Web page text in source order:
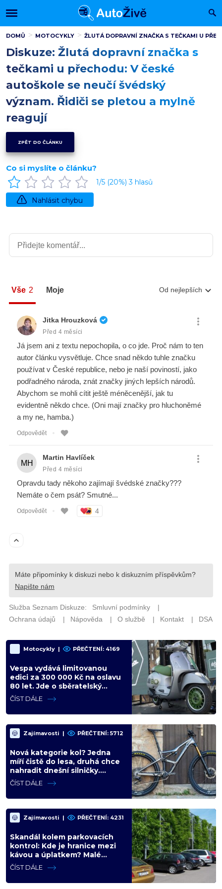
DOMŮ MOTOCYKLY ŽLUTÁ DOPRAVNÍ ZNAČKA S TEČKAMI U
Diskuze: Žlutá dopravní značka s
tečkami u přechodu: V české
autoškole se neučí švédský
význam. Řidiči se pletou a mylně
reagují
ZPĚT DO ČLÁNKU
Co si myslíte o článku?
1/5 (20%)3 hlasů
Nahlásit chybu
Motocykly | PŘEČTENÍ: 4169
Vespa vydává limitovanou
edici za 300 000 Kč na oslavu
80 let. Jde o sběratelský
kalkul místo jízdního upgradu
ČÍST DÁLE
Zajímavosti | PŘEČTENÍ: 5712
Nová kategorie kol? Jedna
míří čistě do lesa, druhá chce
nahradit dnešní silničky.
Cyklisté mají rozporuplné
názory
ČÍST DÁLE
Zajímavosti | PŘEČTENÍ: 4231
Skandál kolem parkovacích
kontrol: Kde je hranice mezi
kávou a úplatkem? Malé
město, malá výhoda, velký
problém
ČÍST DÁLE